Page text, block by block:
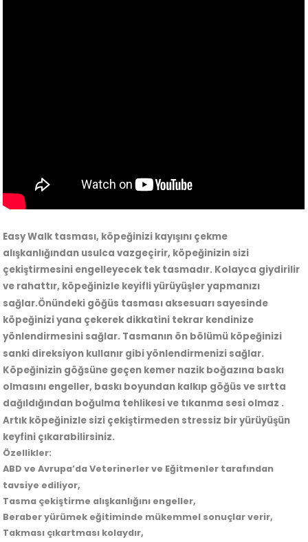
Easy Walk tasması, köpeğinizi kayışını çekme
alışkanlığından usulca vazgeçirir, köpeğinizin sizi
çekiştirmesini engelleyecek tek tasmadır. Kolayca giydirilir
ve rahattır, köpeğinizle keyifli yürüyüşler yapmanızı
sağlar.Önündeki göğüs tasması aksesuarı sayesinde
köpeğinizi yana çekerek dikkatini tekrar kendinize
yönlendirmesini sağlar. Tasmanın ön bölümü köpeğinizi
sanki direksiyon kullanır gibi yönlendirmenizi sağlar.
Köpeğinizin göğsüne geçen kemer nazik boğazına baskı
olmasını engeller, baskı boyundan kalkıp göğüs ve sırtta
dağıldığından boğulma tehlikesi ve tıkanma sesi olmaz .
Artık köpeğinizle sizi çekiştirmeden stressiz bir yürüyüşün
keyfini çıkarabilirsiniz.
Özellikler:
ABD ve Avrupa’da Veterinerler ve Eğitmenler tarafından
tavsiye ediliyor,
Tasma çekiştirme alışkanlığını engeller,
Beraber yürümek eğitiminde mükemmel sonuçlar verir,
Takması çıkartması kolaydır,